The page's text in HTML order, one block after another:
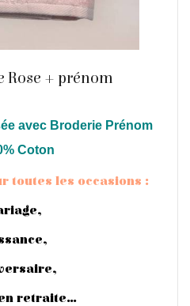
Rose + prénom
avec Broderie Prénom
Coton
toutes les occasions :
retraite…
plus